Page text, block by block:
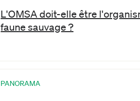
L'OMSA doit-elle être
faune sauvage ?
PANORAMA